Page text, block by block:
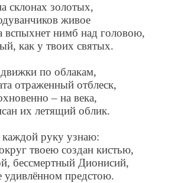
склонах золотых,
живое
вспыхнет нимб над головою,
как у твоих святых.
по облакам,
отраженный отблеск,
– на века,
их летящий облик.
каждой руку узнаю:
твоею создан кистью,
бессмертный Дионисий,
удивлённом предстою.